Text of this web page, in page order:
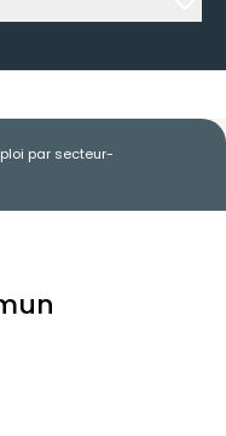
par secteur-